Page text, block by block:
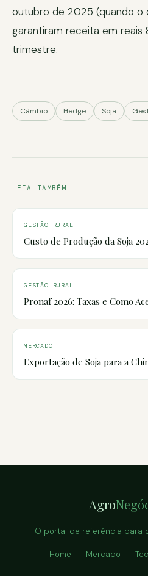
outubro de 2025 (quando o
garantiram receita em reais
trimestre.
Câmbio Hedge Soja
LEIA TAMBÉM
GESTÃO RURAL
Custo de Produção da Soja
GESTÃO RURAL
Pronaf 2026: Taxas e Como
MERCADO
Exportação de Soja para a
Agro
O portal de referência para
Home Mercado